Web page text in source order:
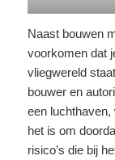
Naast bouwen
voorkomen dat
vliegwereld
bouwer en
een luchthaven,
het is om
risico’s die bij